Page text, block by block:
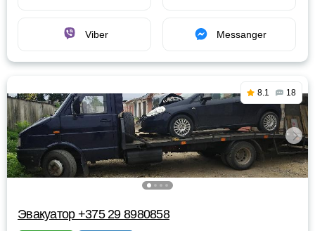
Viber Messanger
8.1 18
Эвакуатор +375 29 8980858